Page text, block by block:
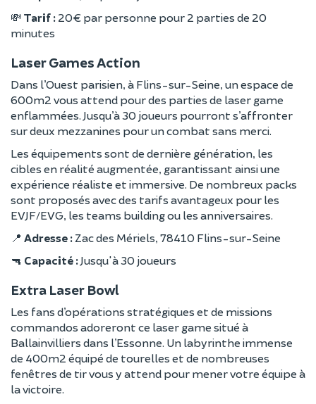
💸 Tarif : 20 € par personne pour 2 parties de 20
minutes
Laser Games Action
Dans l’Ouest parisien, à Flins-sur-Seine, un espace de
600m2 vous attend pour des parties de laser game
enflammées. Jusqu’à 30 joueurs pourront s’affronter
sur deux mezzanines pour un combat sans merci.
Les équipements sont de dernière génération, les
cibles en réalité augmentée, garantissant ainsi une
expérience réaliste et immersive. De nombreux packs
sont proposés avec des tarifs avantageux pour les
EVJF/EVG, les teams building ou les anniversaires.
📍 Adresse : Zac des Mériels, 78410 Flins-sur-Seine
🔫 Capacité : Jusqu'à 30 joueurs
Extra Laser Bowl
Les fans d’opérations stratégiques et de missions
commandos adoreront ce laser game situé à
Ballainvilliers dans l’Essonne. Un labyrinthe immense
de 400m2 équipé de tourelles et de nombreuses
fenêtres de tir vous y attend pour mener votre équipe à
la victoire.